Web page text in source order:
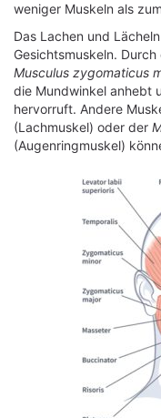
weniger Muskeln als
Das Lachen und
Gesichtsmuskeln.
Musculus zygomaticus
die Mundwinkel anhebt
hervorruft. Andere
(Lachmuskel) oder der
(Augenringmuskel)